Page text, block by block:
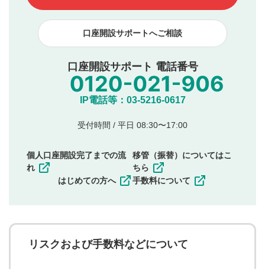
下記の項目に該当すると判断された投稿内容は、掲載を
見合わせる場合がございます。
本動画コンテンツとは無関係の内容の投稿
他者への誹謗中傷や差別的表現投稿
公序良俗に反する内容の投稿
氏名、住所、電話番号など個人を特定できる情報の
他のサイトへの誘導や営利目的、広告・宣伝を目
他者の権利（商標、著作権、その他の知的財産
その他当社が不適切と判断した投稿
一度投稿した評価およびコメントの変更・削除はできま
に関する著作者人格権を行使しないことに同意します。利
用者が投稿したコメントは、当社サービスの広告・宣伝、
口座開設サポートへご相談
口座開設サポート 電話番号
IP電話等：03-5216-0617
受付時間 / 平日 08:30〜17:00
個人口座開設完了までの流
れ
はじめての方へ
移管（振替）についてはこ
ちら
手数料について
リスクおよび手数料などについて